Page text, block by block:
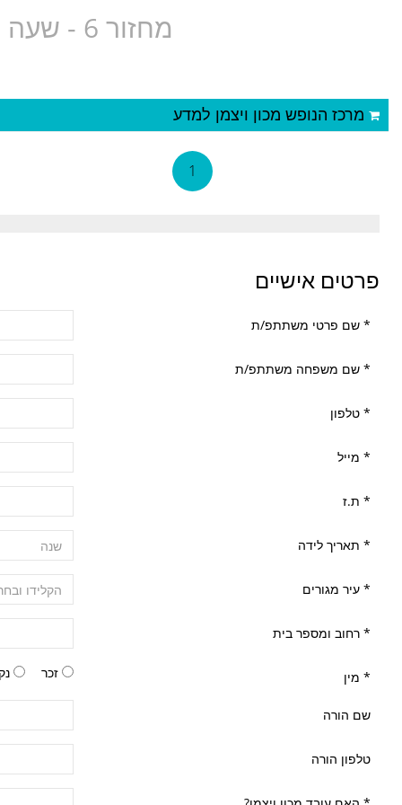
מחזור 6 - שעה 18:30 גיל 8- סגנון חתירה- אנטולי
מרכז הנופש מכון ויצמן למדע
1
פרטים אישיים
* שם פרטי משתתפ/ת
* שם משפחה משתתפ/ת
* טלפון
* מייל
* ת.ז
* תאריך לידה
* עיר מגורים
* רחוב ומספר בית
* מין זכר
שם הורה
טלפון הורה